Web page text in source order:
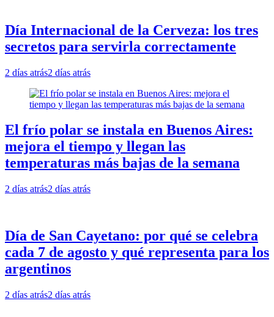
Día Internacional de la Cerveza: los tres
secretos para servirla correctamente
2 días atrás2 días atrás
El frío polar se instala en Buenos Aires:
mejora el tiempo y llegan las
temperaturas más bajas de la semana
2 días atrás2 días atrás
Día de San Cayetano: por qué se celebra
cada 7 de agosto y qué representa para los
argentinos
2 días atrás2 días atrás